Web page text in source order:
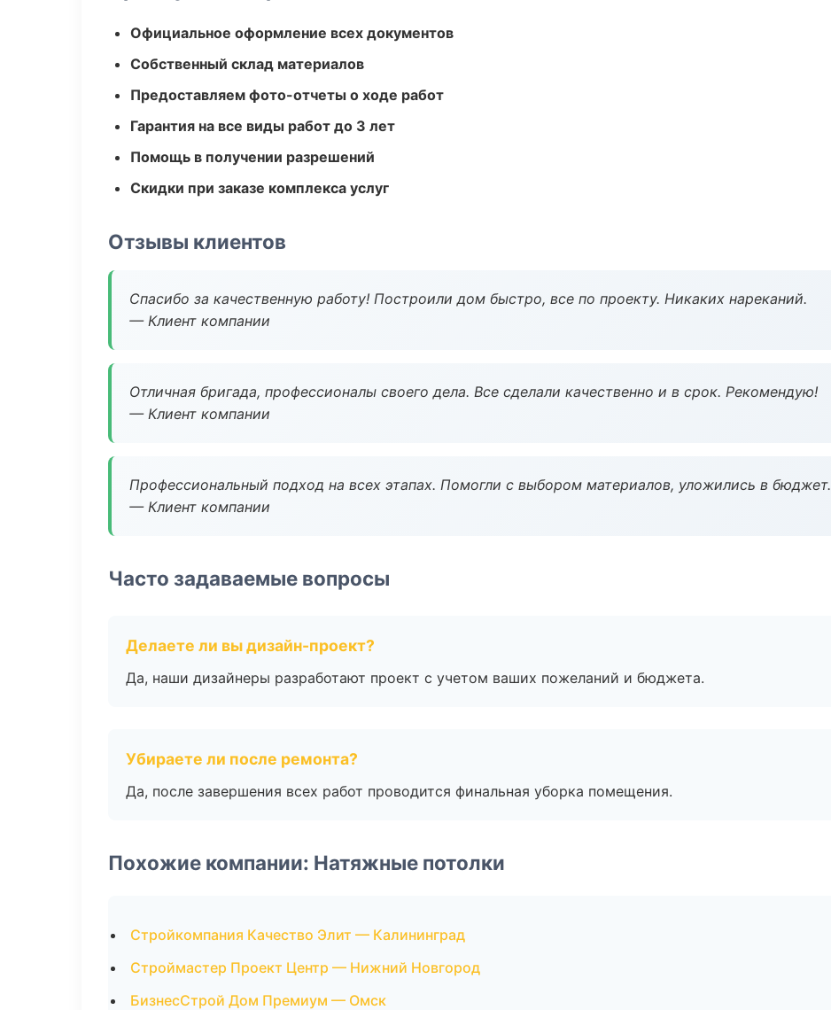
Официальное оформление всех документов
Собственный склад материалов
Предоставляем фото-отчеты о ходе работ
Гарантия на все виды работ до 3 лет
Помощь в получении разрешений
Скидки при заказе комплекса услуг
Отзывы клиентов
Спасибо за качественную работу! Построили дом быстро, все по проекту. Никаких нареканий.
— Клиент компании
Отличная бригада, профессионалы своего дела. Все сделали качественно и в срок. Рекомендую!
— Клиент компании
Профессиональный подход на всех этапах. Помогли с выбором материалов, уложились в бюджет.
— Клиент компании
Часто задаваемые вопросы
Делаете ли вы дизайн-проект?
Да, наши дизайнеры разработают проект с учетом ваших пожеланий и бюджета.
Убираете ли после ремонта?
Да, после завершения всех работ проводится финальная уборка помещения.
Похожие компании: Натяжные потолки
Стройкомпания Качество Элит — Калининград
Строймастер Проект Центр — Нижний Новгород
БизнесСтрой Дом Премиум — Омск